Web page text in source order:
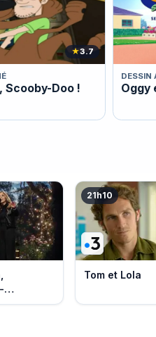
★3.7
Scooby-Doo !
DESSIN
Oggy
21h10
Tom et Lola